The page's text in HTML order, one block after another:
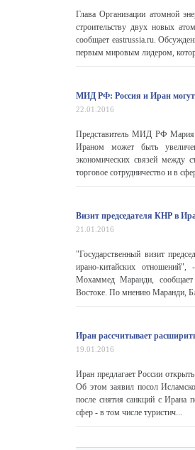
Глава Организации атомной
строительству двух новых
сообщает eastrussia.ru.
первым мировым лидером,
МИД РФ: Россия и Иран могут
22.01.2016
Представитель МИД РФ Мария
Ираном может быть
экономических связей между
торговое сотрудничество и в
Визит председателя КНР в
21.01.2016
"Государственный визит
ирано-китайских отношений",
Мохаммед Маранди, сообщает
Востоке. По мнению Маранди,
Иран рассчитывает
19.01.2016
Иран предлагает России
Об этом заявил посол
после снятия санкций с Ирана
сфер - в том числе туристич...